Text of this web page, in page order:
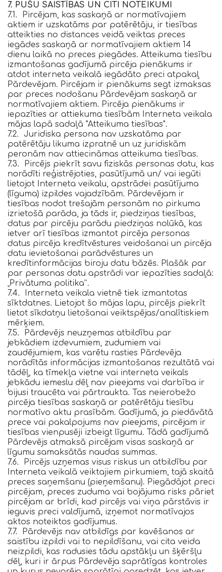
7. PUŠU SAISTĪBAS UN CITI NOTEIKUMI
7.1. Pircējam, kas saskaņā ar normatīvajiem
aktiem ir uzskatāms par patērētāju, ir tiesības
atteikties no distances veidā veiktas preces
iegādes saskaņā ar normatīvajiem aktiem 14
dienu laikā no preces piegādes. Atteikuma tiesību
izmantošanas gadījumā pircēja pienākums ir
atdot interneta veikalā iegādāto preci atpakaļ
Pārdevējam. Pircējam ir pienākums segt izmaksas
par preces nodošanu Pārdevējam saskaņā ar
normatīvajiem aktiem. Pircēja pienākums ir
iepazīties ar attiekuma tiesībām Interneta veikala
mājas lapā sadaļā "Atteikuma tiesības".
7.2. Juridiska persona nav uzskatāma par
patērētāju likuma izpratnē un uz juridiskām
peronām nav attiecināmas atteikuma tiesības.
7.3. Pircējs piekrīt savu fiziskās personas datu, kas
norādīti reģistrējoties, pasūtījumā un/ vai iegūti
lietojot Interneta veikalu, apstrādei pasūtījuma
(līguma) izpildes vajadzībām. Pārdevējam ir
tiesības nodot trešajām personām no pirkuma
izrietošā parāda, ja tāds ir, piedziņas tiesības,
datus par pircēju parādu piedziņas nolūkā, kas
ietver arī tiesības izmantot pircēja personas
datus pircēja kredītvēstures veidošanai un pircēja
datu ievietošanai parādvēstures un
kredītinformācijas biroju datu bāzēs. Plašāk par
par personas datu apstrādi var iepazīties sadaļā:
„Privātuma politika”.
7.4. Interneta veikala vietnē tiek izmantotas
sīktdatnes. Lietojot šo mājas lapu, pircējs piekrīt
lietot sīkdatņu lietošanai veiktspējas/analītiskiem
mērķiem.
7.5. Pārdevējs neuzņemas atbildību par
jebkādiem izdevumiem, zudumiem vai
zaudējumiem, kas varētu rasties Pārdevēja
norādītās informācijas izmantošanas rezultātā vai
tādēļ, ka tīmekļa vietne vai interneta veikals
jebkādu iemeslu dēļ nav pieejams vai darbība ir
bijusi traucēta vai pārtraukta. Tas neierobežo
pircēja tiesības saskaņā ar patērētāju tiesību
normatīvo aktu prasībām. Gadījumā, ja piedāvātā
prece vai pakalpojums nav pieejams, pircējam ir
tiesības vienpusēji izbeigt līgumu. Tādā gadījumā
Pārdevējs atmaksā pircējam visas saskaņā ar
līgumu samaksātās naudas summas.
7.6. Pircējs uzņemas visus riskus un atbildību par
Interneta veikalā veiktajiem pirkumiem, tajā skaitā
preces saņemšanu (pieņemšanu). Piegādājot preci
pircējam, preces zuduma vai bojājuma risks pāriet
pircējam ar brīdi, kad pircējs vai viņa pārstāvis ir
ieguvis preci valdījumā, izņemot normatīvajos
aktos noteiktos gadījumus.
7.7. Pārdevējs nav atbildīgs par kavēšanos ar
saistību izpildi vai to nepildīšanu, vai cita veida
neizpildi, kas radusies tādu apstākļu un šķēršļu
dēļ, kuri ir ārpus Pārdevēja saprātīgas kontroles